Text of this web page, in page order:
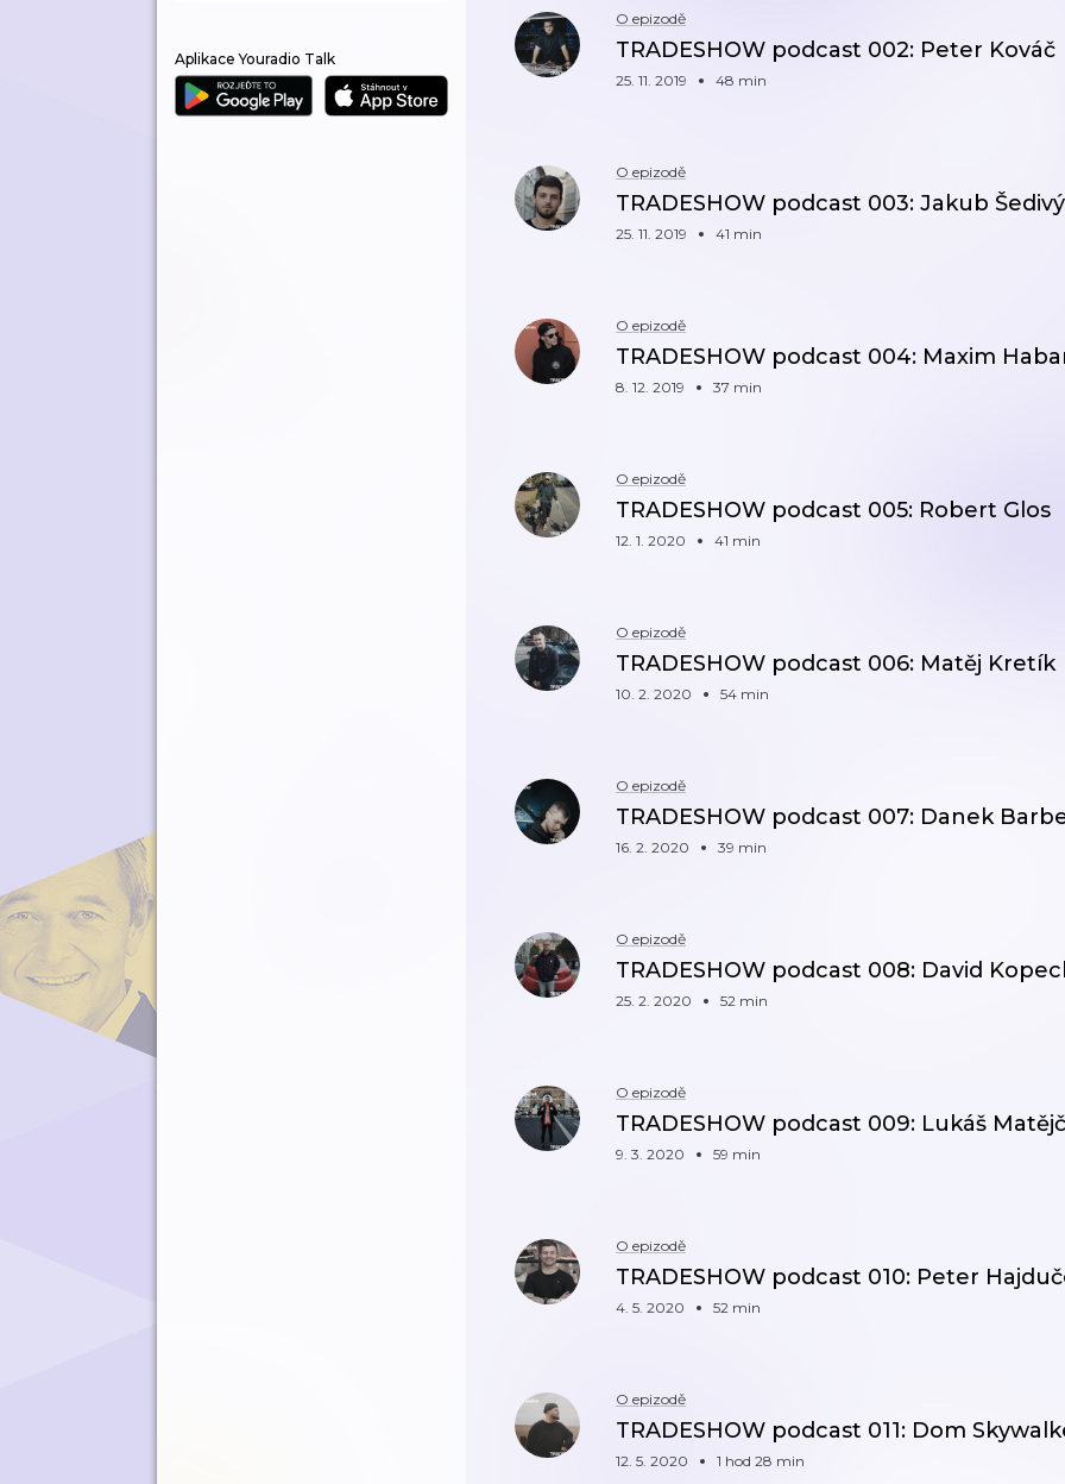
Aplikace Youradio Talk
O epizodě
TRADESHOW podcast 002: Peter Kováč
25. 11. 2019 48 min
O epizodě
TRADESHOW podcast 003: Jakub Šedivý
25. 11. 2019 41 min
O epizodě
TRADESHOW podcast 004: Maxim
8. 12. 2019 37 min
O epizodě
TRADESHOW podcast 005: Robert Glos
12. 1. 2020 41 min
O epizodě
TRADESHOW podcast 006: Matěj Kretík
10. 2. 2020 54 min
O epizodě
TRADESHOW podcast 007: Danek
16. 2. 2020 39 min
O epizodě
TRADESHOW podcast 008: David
25. 2. 2020 52 min
O epizodě
TRADESHOW podcast 009: Lukáš
9. 3. 2020 59 min
O epizodě
TRADESHOW podcast 010: Peter
4. 5. 2020 52 min
O epizodě
TRADESHOW podcast 011: Dom
12. 5. 2020 1 hod 28 min